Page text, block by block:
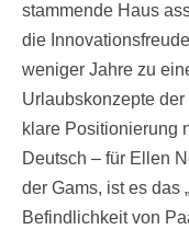
stammende Haus
die
weniger Jahre zu
Urlaubskonzepte
klare Positionierung
Deutsch – für Ellen
der Gams, ist es das
Befindlichkeit von